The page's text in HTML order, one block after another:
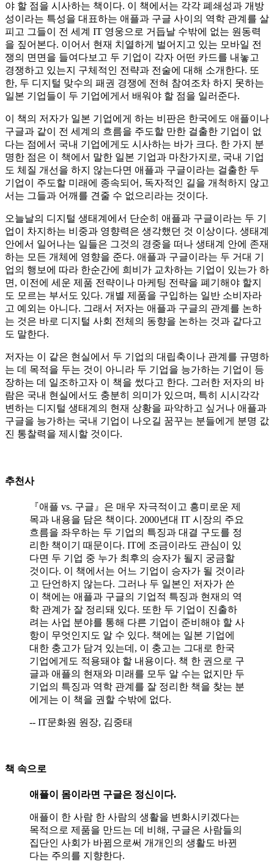
야 할 점을 시사하는 책이다. 이 책에서는 각각 폐쇄성과 개방
성이라는 특성을 대표하는 애플과 구글 사이의 역학 관계를 살
피고 그들이 전 세계 IT 영웅으로 거듭날 수밖에 없는 원동력
을 짚어본다. 이어서 현재 치열하게 벌어지고 있는 모바일 전
쟁의 면면을 들여다보고 두 기업이 각자 어떤 카드를 내놓고
경쟁하고 있는지 구체적인 전략과 전술에 대해 소개한다. 또
한, 두 디지털 맞수의 패권 경쟁에 전혀 참여조차 하지 못하는
일본 기업들이 두 기업에게서 배워야 할 점을 일러준다.
이 책의 저자가 일본 기업에게 하는 비판은 한국에도 애플이나
구글과 같이 전 세계의 흐름을 주도할 만한 걸출한 기업이 없
다는 점에서 국내 기업에게도 시사하는 바가 크다. 한 가지 분
명한 점은 이 책에서 말한 일본 기업과 마찬가지로, 국내 기업
도 체질 개선을 하지 않는다면 애플과 구글이라는 걸출한 두
기업이 주도할 미래에 종속되어, 독자적인 길을 개척하지 않고
서는 그들과 어깨를 견줄 수 없으리라는 것이다.
오늘날의 디지털 생태계에서 단순히 애플과 구글이라는 두 기
업이 차지하는 비중과 영향력은 생각했던 것 이상이다. 생태계
안에서 일어나는 일들은 그것의 경중을 떠나 생태계 안에 존재
하는 모든 개체에 영향을 준다. 애플과 구글이라는 두 거대 기
업의 행보에 따라 한순간에 희비가 교차하는 기업이 있는가 하
면, 이전에 세운 제품 전략이나 마케팅 전략을 폐기해야 할지
도 모르는 부서도 있다. 개별 제품을 구입하는 일반 소비자라
고 예외는 아니다. 그래서 저자는 애플과 구글의 관계를 논하
는 것은 바로 디지털 사회 전체의 동향을 논하는 것과 같다고
도 말한다.
저자는 이 같은 현실에서 두 기업의 대립축이나 관계를 규명하
는 데 목적을 두는 것이 아니라 두 기업을 능가하는 기업이 등
장하는 데 일조하고자 이 책을 썼다고 한다. 그러한 저자의 바
람은 국내 현실에서도 충분히 의미가 있으며, 특히 시시각각
변하는 디지털 생태계의 현재 상황을 파악하고 싶거나 애플과
구글을 능가하는 국내 기업이 나오길 꿈꾸는 분들에게 분명 값
진 통찰력을 제시할 것이다.
추천사
『애플 vs. 구글』은 매우 자극적이고 흥미로운 제
목과 내용을 담은 책이다. 2000년대 IT 시장의 주요
흐름을 좌우하는 두 기업의 특징과 대결 구도를 정
리한 책이기 때문이다. IT에 조금이라도 관심이 있
다면 두 기업 중 누가 최후의 승자가 될지 궁금할
것이다. 이 책에서는 어느 기업이 승자가 될 것이라
고 단언하지 않는다. 그러나 두 일본인 저자가 쓴
이 책에는 애플과 구글의 기업적 특징과 현재의 역
학 관계가 잘 정리돼 있다. 또한 두 기업이 진출하
려는 사업 분야를 통해 다른 기업이 준비해야 할 사
항이 무엇인지도 알 수 있다. 책에는 일본 기업에
대한 충고가 담겨 있는데, 이 충고는 그대로 한국
기업에게도 적용돼야 할 내용이다. 책 한 권으로 구
글과 애플의 현재와 미래를 모두 알 수는 없지만 두
기업의 특징과 역학 관계를 잘 정리한 책을 찾는 분
에게는 이 책을 권할 수밖에 없다.
-- IT문화원 원장, 김중태
책 속으로
애플이 몸이라면 구글은 정신이다.
애플이 한 사람 한 사람의 생활을 변화시키겠다는
목적으로 제품을 만드는 데 비해, 구글은 사람들의
집단인 사회가 바뀜으로써 개개인의 생활도 바뀐
다는 주의를 지향한다.